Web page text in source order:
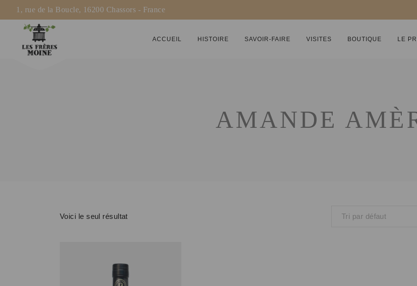
1, rue de la Boucle, 16200 Chassors - France
ACCUEIL HISTOIRE SAVOIR-FAIRE VISITES BOUTIQUE LE
AMANDE
Voici le seul résultat Tri par défaut